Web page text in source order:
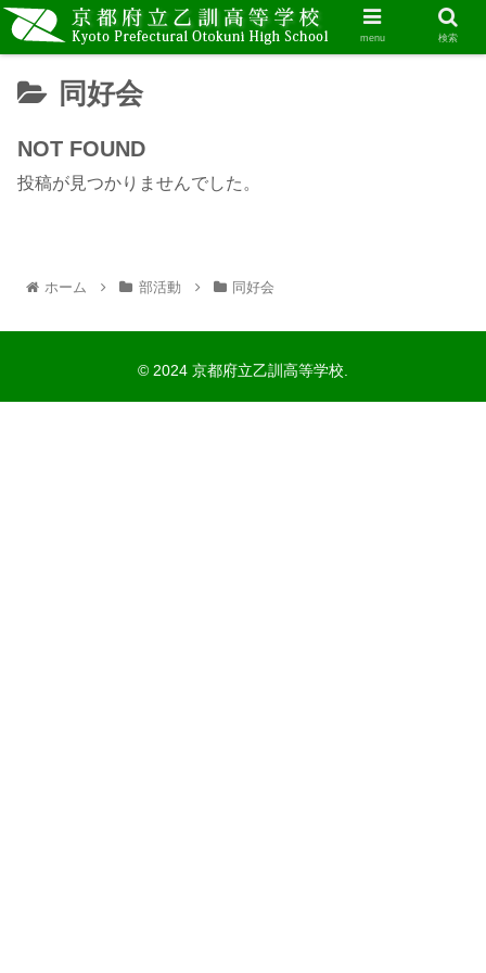
同好会
NOT FOUND
投稿が見つかりませんでした。
ホーム 部活動 同好会
© 2024 京都府立乙訓高等学校.
menu 検索